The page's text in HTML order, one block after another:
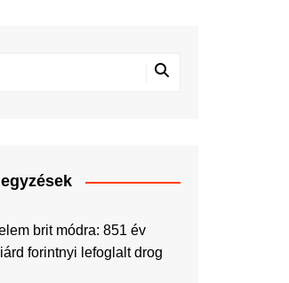
brit módra: 851 év
forintnyi lefoglalt drog